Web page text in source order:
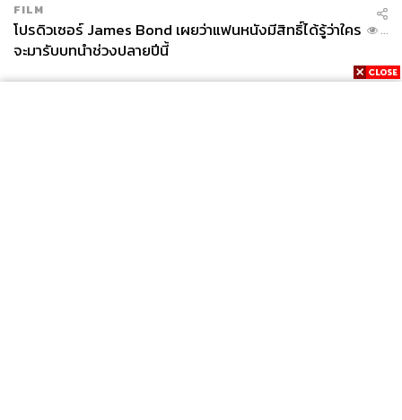
FILM
โปรดิวเซอร์ James Bond เผยว่าแฟนหนังมีสิทธิ์ได้รู้ว่าใคร
จะมารับบทนำช่วงปลายปีนี้
...